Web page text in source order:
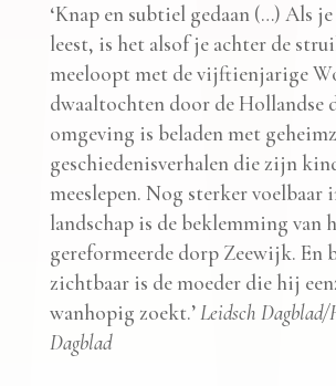
‘Knap en subtiel gedaan (…) Als
leest, is het alsof je achter de
meeloopt met de vijftienjarige
dwaaltochten door de Hollandse
omgeving is beladen met
geschiedenisverhalen die zijn
meeslepen. Nog sterker voelbaar
landschap is de beklemming van
gereformeerde dorp Zeewijk. En
zichtbaar is de moeder die hij
wanhopig zoekt.’Leidsch
Dagblad